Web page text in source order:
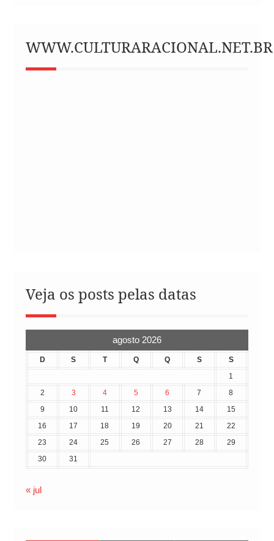
WWW.CULTURARACIONAL.NET.BR
Veja os posts pelas datas
agosto 2026
D S T Q Q S
S
1
2
3 4 5 6 7
8
9
10 11 12 13 14
15
16
17 18 19 20 21
22
23
24 25 26 27 28
29
30
31
« jul